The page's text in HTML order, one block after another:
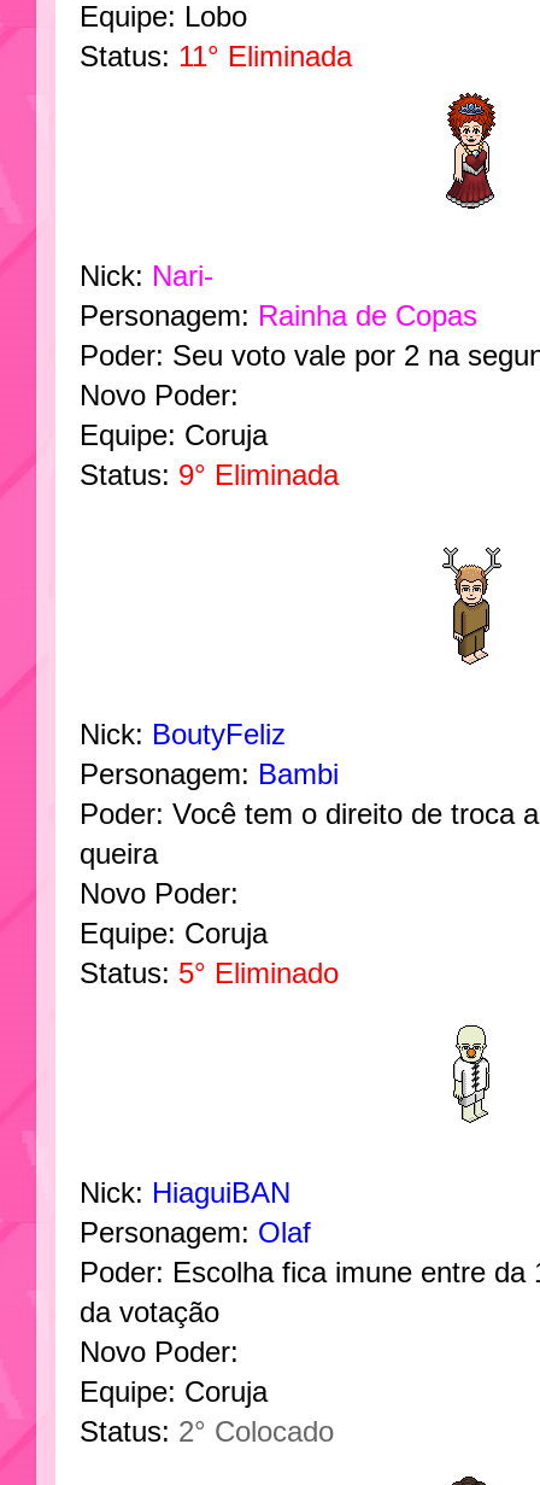
Equipe: Lobo
Status: 11° Eliminada
Nick: Nari-
Personagem: Rainha de Copas
Poder: Seu voto vale por 2 na
Novo Poder:
Equipe: Coruja
Status: 9° Eliminada
Nick: BoutyFeliz
Personagem: Bambi
Poder: Você tem o direito de troca
queira
Novo Poder:
Equipe: Coruja
Status: 5° Eliminado
Nick: HiaguiBAN
Personagem: Olaf
Poder: Escolha fica imune entre da
da votação
Novo Poder:
Equipe: Coruja
Status: 2° Colocado